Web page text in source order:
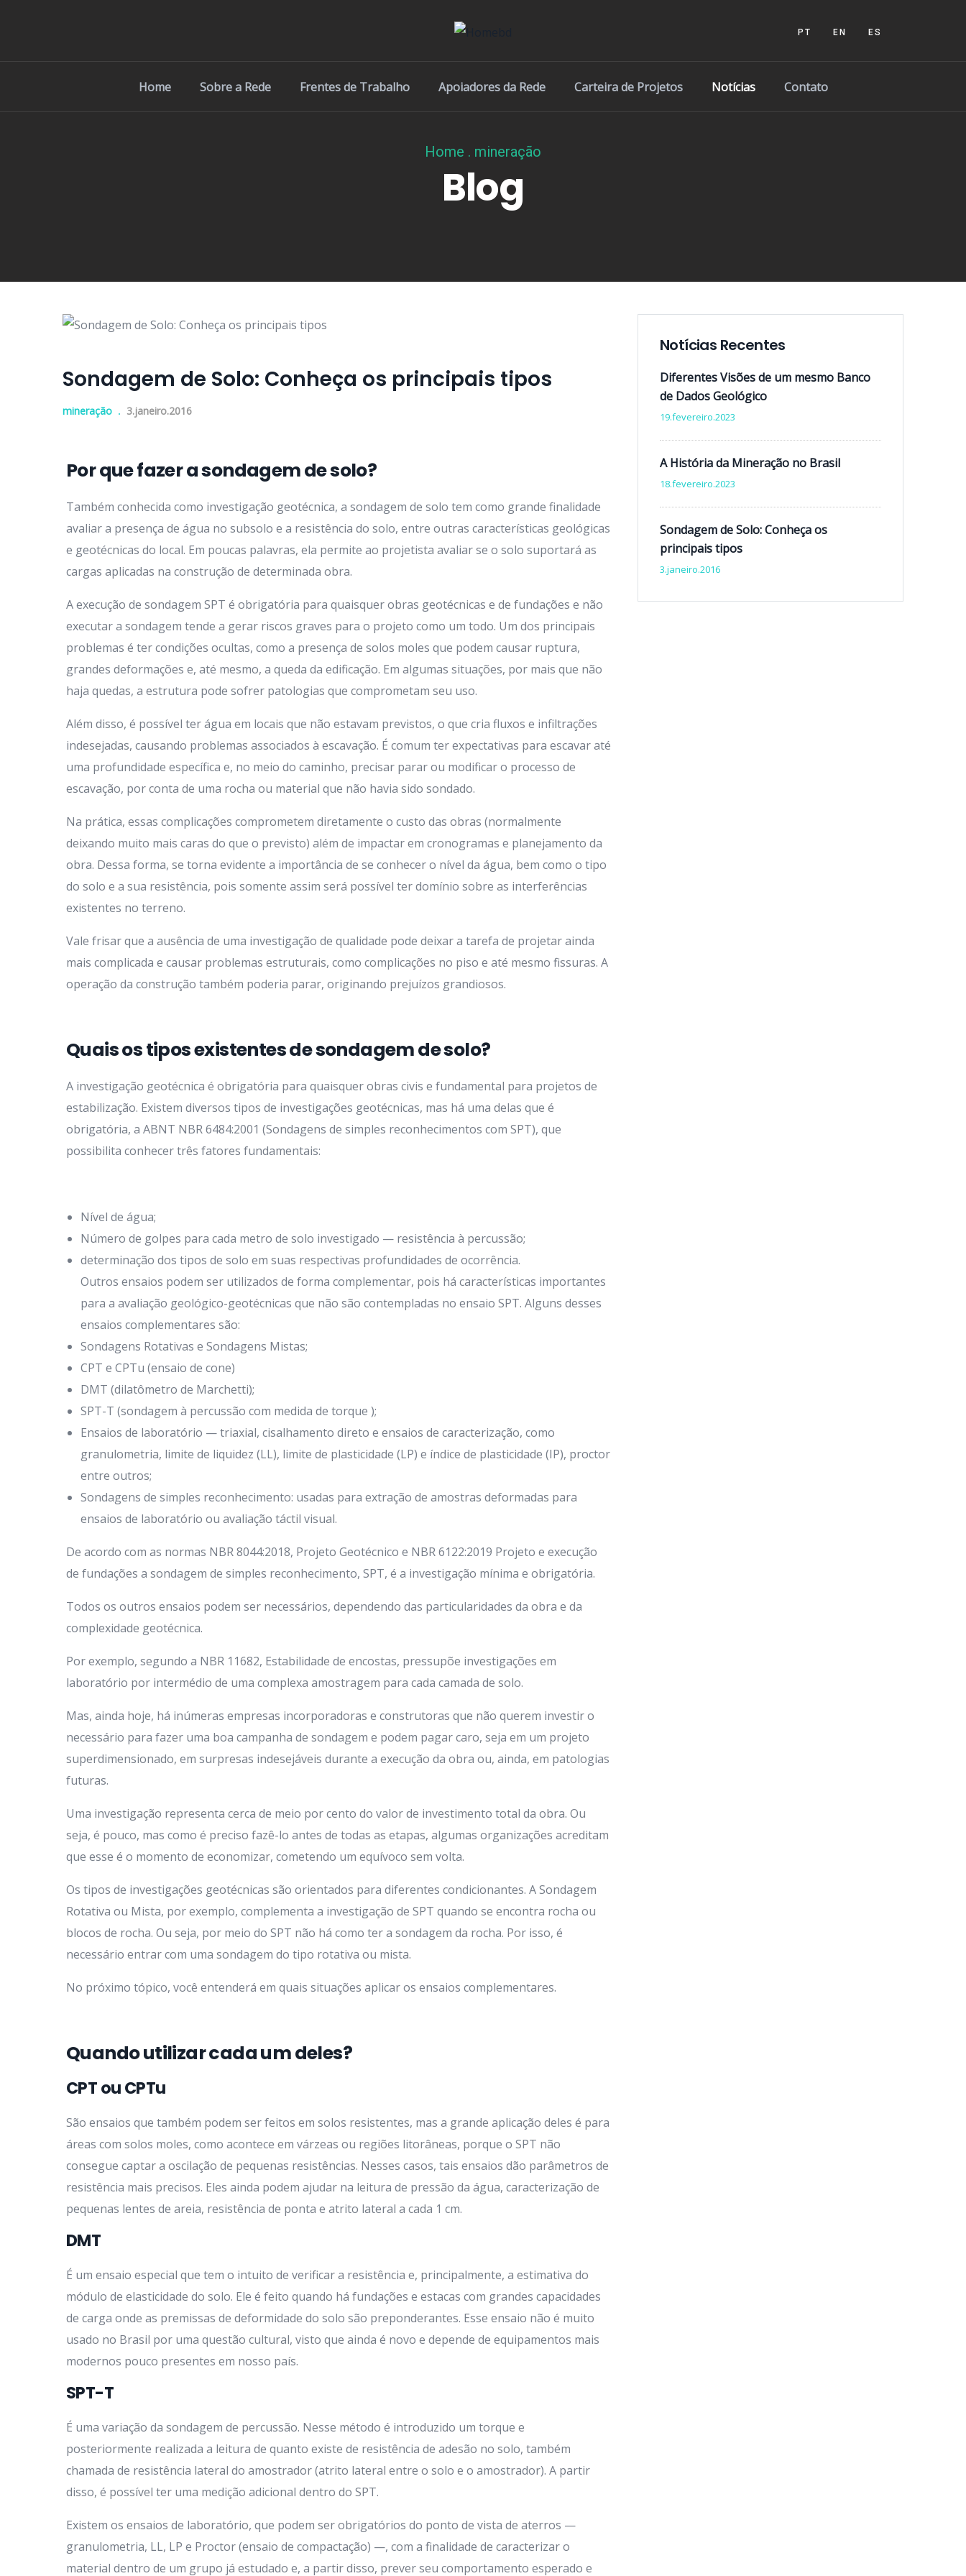
PT EN ES
Home Sobre a Rede Frentes de Trabalho Apoiadores da Rede Carteira de Projetos Notícias Contato
Home . mineração
Blog
Sondagem de Solo: Conheça os principais tipos
mineração 3.janeiro.2016
Por que fazer a sondagem de solo?
Também conhecida como investigação geotécnica, a sondagem de solo tem como grande finalidade
avaliar a presença de água no subsolo e a resistência do solo, entre outras características geológicas
e geotécnicas do local. Em poucas palavras, ela permite ao projetista avaliar se o solo suportará as
cargas aplicadas na construção de determinada obra.
A execução de sondagem SPT é obrigatória para quaisquer obras geotécnicas e de fundações e não
executar a sondagem tende a gerar riscos graves para o projeto como um todo. Um dos principais
problemas é ter condições ocultas, como a presença de solos moles que podem causar ruptura,
grandes deformações e, até mesmo, a queda da edificação. Em algumas situações, por mais que não
haja quedas, a estrutura pode sofrer patologias que comprometam seu uso.
Além disso, é possível ter água em locais que não estavam previstos, o que cria fluxos e infiltrações
indesejadas, causando problemas associados à escavação. É comum ter expectativas para escavar até
uma profundidade específica e, no meio do caminho, precisar parar ou modificar o processo de
escavação, por conta de uma rocha ou material que não havia sido sondado.
Na prática, essas complicações comprometem diretamente o custo das obras (normalmente
deixando muito mais caras do que o previsto) além de impactar em cronogramas e planejamento da
obra. Dessa forma, se torna evidente a importância de se conhecer o nível da água, bem como o tipo
do solo e a sua resistência, pois somente assim será possível ter domínio sobre as interferências
existentes no terreno.
Vale frisar que a ausência de uma investigação de qualidade pode deixar a tarefa de projetar ainda
mais complicada e causar problemas estruturais, como complicações no piso e até mesmo fissuras. A
operação da construção também poderia parar, originando prejuízos grandiosos.
Quais os tipos existentes de sondagem de solo?
A investigação geotécnica é obrigatória para quaisquer obras civis e fundamental para projetos de
estabilização. Existem diversos tipos de investigações geotécnicas, mas há uma delas que é
obrigatória, a ABNT NBR 6484:2001 (Sondagens de simples reconhecimentos com SPT), que
possibilita conhecer três fatores fundamentais:
Nível de água;
Número de golpes para cada metro de solo investigado — resistência à percussão;
determinação dos tipos de solo em suas respectivas profundidades de ocorrência.
Outros ensaios podem ser utilizados de forma complementar, pois há características importantes
para a avaliação geológico-geotécnicas que não são contempladas no ensaio SPT. Alguns desses
ensaios complementares são:
Sondagens Rotativas e Sondagens Mistas;
CPT e CPTu (ensaio de cone)
DMT (dilatômetro de Marchetti);
SPT-T (sondagem à percussão com medida de torque );
Ensaios de laboratório — triaxial, cisalhamento direto e ensaios de caracterização, como
granulometria, limite de liquidez (LL), limite de plasticidade (LP) e índice de plasticidade (IP), proctor
entre outros;
Sondagens de simples reconhecimento: usadas para extração de amostras deformadas para
ensaios de laboratório ou avaliação táctil visual.
De acordo com as normas NBR 8044:2018, Projeto Geotécnico e NBR 6122:2019 Projeto e execução
de fundações a sondagem de simples reconhecimento, SPT, é a investigação mínima e obrigatória.
Todos os outros ensaios podem ser necessários, dependendo das particularidades da obra e da
complexidade geotécnica.
Por exemplo, segundo a NBR 11682, Estabilidade de encostas, pressupõe investigações em
laboratório por intermédio de uma complexa amostragem para cada camada de solo.
Mas, ainda hoje, há inúmeras empresas incorporadoras e construtoras que não querem investir o
necessário para fazer uma boa campanha de sondagem e podem pagar caro, seja em um projeto
superdimensionado, em surpresas indesejáveis durante a execução da obra ou, ainda, em patologias
futuras.
Uma investigação representa cerca de meio por cento do valor de investimento total da obra. Ou
seja, é pouco, mas como é preciso fazê-lo antes de todas as etapas, algumas organizações acreditam
que esse é o momento de economizar, cometendo um equívoco sem volta.
Os tipos de investigações geotécnicas são orientados para diferentes condicionantes. A Sondagem
Rotativa ou Mista, por exemplo, complementa a investigação de SPT quando se encontra rocha ou
blocos de rocha. Ou seja, por meio do SPT não há como ter a sondagem da rocha. Por isso, é
necessário entrar com uma sondagem do tipo rotativa ou mista.
No próximo tópico, você entenderá em quais situações aplicar os ensaios complementares.
Quando utilizar cada um deles?
CPT ou CPTu
São ensaios que também podem ser feitos em solos resistentes, mas a grande aplicação deles é para
áreas com solos moles, como acontece em várzeas ou regiões litorâneas, porque o SPT não
consegue captar a oscilação de pequenas resistências. Nesses casos, tais ensaios dão parâmetros de
resistência mais precisos. Eles ainda podem ajudar na leitura de pressão da água, caracterização de
pequenas lentes de areia, resistência de ponta e atrito lateral a cada 1 cm.
DMT
É um ensaio especial que tem o intuito de verificar a resistência e, principalmente, a estimativa do
módulo de elasticidade do solo. Ele é feito quando há fundações e estacas com grandes capacidades
de carga onde as premissas de deformidade do solo são preponderantes. Esse ensaio não é muito
usado no Brasil por uma questão cultural, visto que ainda é novo e depende de equipamentos mais
modernos pouco presentes em nosso país.
SPT-T
É uma variação da sondagem de percussão. Nesse método é introduzido um torque e
posteriormente realizada a leitura de quanto existe de resistência de adesão no solo, também
chamada de resistência lateral do amostrador (atrito lateral entre o solo e o amostrador). A partir
disso, é possível ter uma medição adicional dentro do SPT.
Existem os ensaios de laboratório, que podem ser obrigatórios do ponto de vista de aterros —
granulometria, LL, LP e Proctor (ensaio de compactação) —, com a finalidade de caracterizar o
material dentro de um grupo já estudado e, a partir disso, prever seu comportamento esperado e
Notícias Recentes
Diferentes Visões de um mesmo Banco
de Dados Geológico
19.fevereiro.2023
A História da Mineração no Brasil
18.fevereiro.2023
Sondagem de Solo: Conheça os
principais tipos
3.janeiro.2016